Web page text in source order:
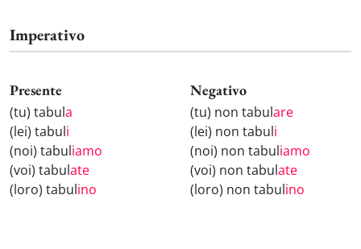
Imperativo
Presente
(tu) tabula
(lei) tabuli
(noi) tabuliamo
(voi) tabulate
(loro) tabulino
Negativo
(tu) non tabulare
(lei) non tabuli
(noi) non tabuliamo
(voi) non tabulate
(loro) non tabulino